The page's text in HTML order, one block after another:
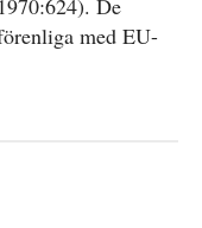
De
med EU-